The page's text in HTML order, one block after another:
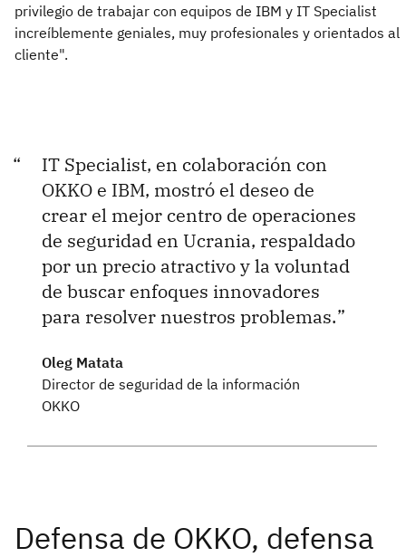
privilegio de trabajar con equipos de IBM y IT Specialist
increíblemente geniales, muy profesionales y orientados al
cliente".
IT Specialist, en colaboración con
OKKO e IBM, mostró el deseo de
crear el mejor centro de operaciones
de seguridad en Ucrania, respaldado
por un precio atractivo y la voluntad
de buscar enfoques innovadores
para resolver nuestros problemas.
Oleg Matata
Director de seguridad de la información
OKKO